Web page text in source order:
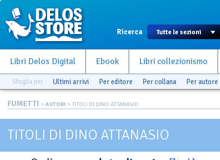
Ricerca
Libri Delos Digital Ebook Libri collezionismo
Sfoglia per Ultimi arrivi Per editore Per collana Per autore
FUMETTI > AUTORI > TITOLI DI DINO ATTANASIO
TITOLI DI DINO ATTANASIO